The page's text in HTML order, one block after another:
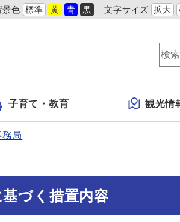
景色 標準 黄 青 黒 文字サイズ 拡大
子育て・教育 観光情
局
づく措置内容